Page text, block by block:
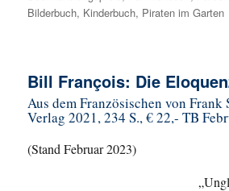
Bilderbuch, Kinderbuch, Piraten im Garten
Bill François: Die
Aus dem Französischen von Frank
Verlag 2021, 234 S., € 22,- TB
(Stand Februar 2023)